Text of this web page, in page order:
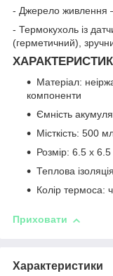
- Джерело живлення
- Термокухоль із
(герметичний),
Матеріал:
компоненти
Ємність
Місткість: 500
Розмір: 6.5 х
Теплова
Колір термоса:
Приховати
Характеристики